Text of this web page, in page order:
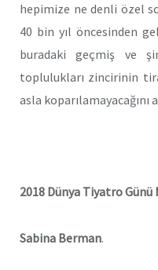
hepimize ne denli özel
40 bin yıl öncesinden
buradaki geçmiş ve
toplulukları zincirinin
asla koparılamayacağını
2018 Dünya Tiyatro Günü
Sabina Berman.